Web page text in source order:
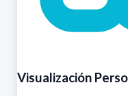
Visualización